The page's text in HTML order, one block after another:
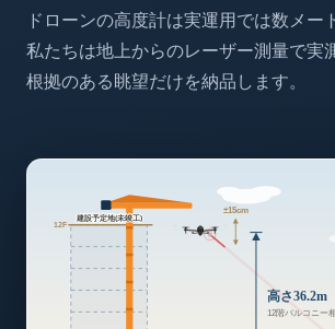
ドローンの高度計は実運用では数メー
私たちは地上からのレーザー測量で実
根拠のある眺望だけを納品します。
12F
建設予定地(未竣工)
高さ36.2m
12階バルコニー
±15cm